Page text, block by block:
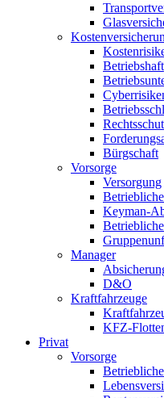
Bürgschaft
Vorsorge
Versorgung
Keyman-
Manager
D&O
Kraftfahrzeuge
KFZ-
Privat
Vorsorge